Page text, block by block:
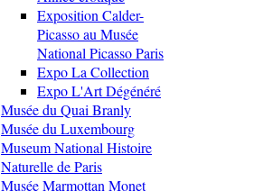
Exposition Calder-
Picasso au Musée
National Picasso Paris
Expo La Collection
Expo L'Art Dégénéré
Musée du Quai Branly
Musée du Luxembourg
Museum National Histoire
Naturelle de Paris
Musée Marmottan Monet